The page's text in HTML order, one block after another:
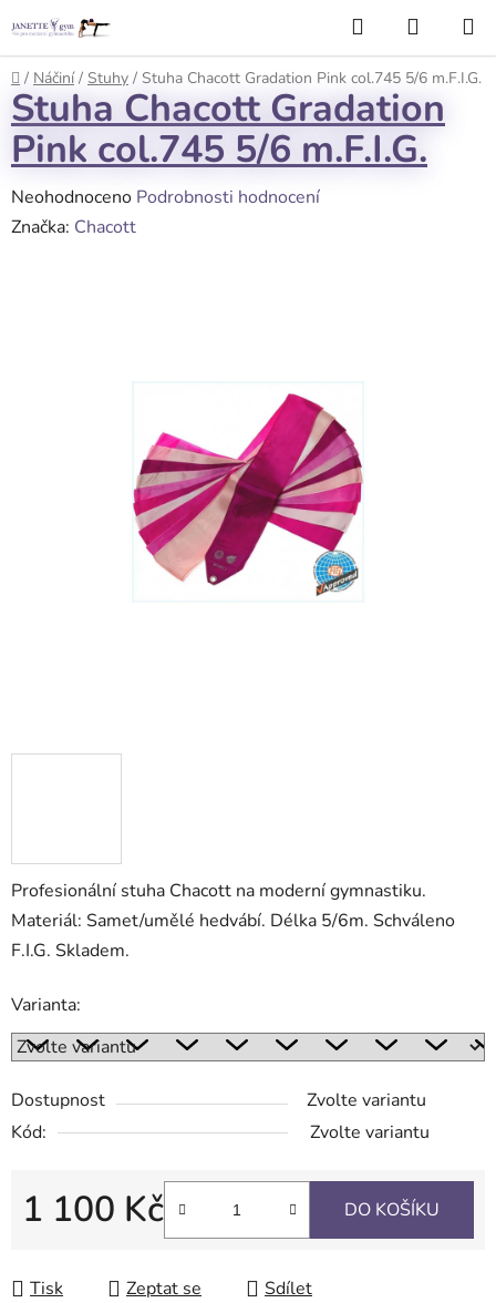
na
obsah
Hledat
KOŠÍK
Domů
/ Náčiní / Stuhy / Stuha Chacott Gradation Pink col.745 5/6 m.F.I.G.
Profesionální stuha Chacott na moderní gymnastiku.
Materiál: Samet/umělé hedvábí. Délka 5/6m. Schváleno
F.I.G. Skladem.
Varianta:
Dostupnost
Zvolte variantu
Kód:
Zvolte variantu
1 100 Kč DO KOŠÍKU
Tisk Zeptat se Sdílet
Stuha Chacott Gradation
Pink col.745 5/6 m.F.I.G.
Průměrné
hodnocení
Neohodnoceno Podrobnosti hodnocení
Značka: Chacott